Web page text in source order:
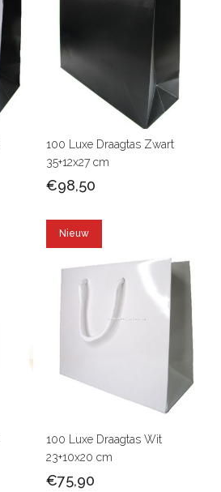
100 Luxe Draagtas Zwart
35+12x27 cm
€98,50
Nieuw
100 Luxe Draagtas Wit
23+10x20 cm
€75,90